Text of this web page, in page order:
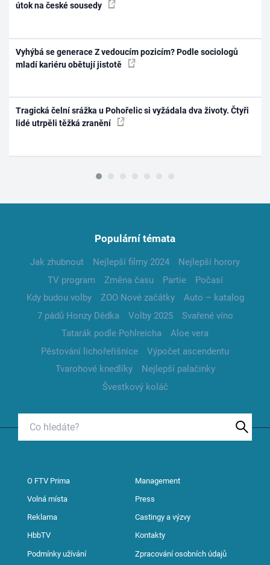
útok na české sousedy
Vyhýbá se generace Z vedoucím pozicím? Podle sociologů
mladí kariéru obětují jistotě
Tragická čelní srážka u Pohořelic si vyžádala dva životy. Čtyři
lidé utrpěli těžká zranění
Populární témata
Jak zhubnout Nejlepší filmy 2024
Nejlepší horory
TV program
Změna času Partie
Počasí
Kdy budou volby
ZOO Nové začátky
Auto – katalog
7 pádů Honzy Dědka
Volby 2025
Svařené víno
Tatarák podle Pohlreicha
Aloe vera
Pěstování lichořeřišnice
Výpočet ascendentu
Tvarohové knedlíky
Nejlepší palačinky
Švestkový koláč
O FTV Prima Management
Volná místa Press
Reklama Castingy a výzvy
HbbTV Kontakty
Podmínky užívání Zpracování osobních údajů